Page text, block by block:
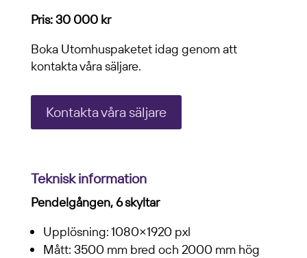
Pris: 30 000 kr
Boka Utomhuspaketet idag genom att
kontakta våra säljare.
Kontakta våra säljare
Teknisk information
Pendelgången, 6 skyltar
Upplösning: 1080×1920 pxl
Mått: 3500 mm bred och 2000 mm hög